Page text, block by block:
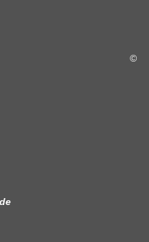
©